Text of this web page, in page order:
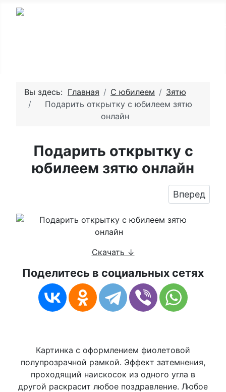
Вы здесь: Главная С юбилеем
Зятю
Подарить открытку с юбилеем зятю
онлайн
Подарить открытку с
юбилеем зятю онлайн
Вперед
Скачать ↓
Поделитесь в социальных сетях
Картинка с оформлением фиолетовой
полупрозрачной рамкой. Эффект затемнения,
проходящий наискосок из одного угла в
другой раскрасит любое поздравление. Любое